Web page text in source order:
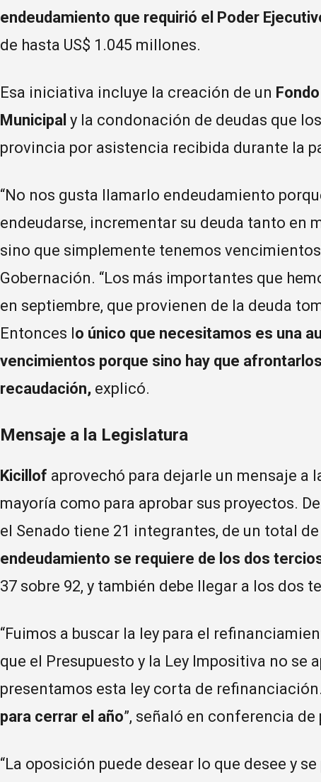
endeudamiento que requirió el Poder
de hasta US$ 1.045 millones.
Esa iniciativa incluye la creación de un
Municipal y la condonación de deudas que
provincia por asistencia recibida durante la
“No nos gusta llamarlo endeudamiento
endeudarse, incrementar su deuda tanto en
sino que simplemente tenemos
Gobernación. “Los más importantes que
en septiembre, que provienen de la deuda
Entonces l o único que necesitamos es una
vencimientos porque sino hay que
recaudación, explicó.
Mensaje a la Legislatura
Kicillof aprovechó para dejarle un mensaje a
mayoría como para aprobar sus proyectos.
el Senado tiene 21 integrantes, de un total de
endeudamiento se requiere de los dos
37 sobre 92, y también debe llegar a los dos
“Fuimos a buscar la ley para el
que el Presupuesto y la Ley Impositiva no se
presentamos esta ley corta de refinanciación.
para cerrar el año”, señaló en conferencia de
“La oposición puede desear lo que desee y